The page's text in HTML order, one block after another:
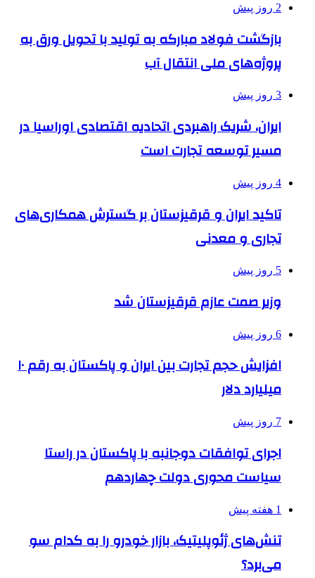
2 روز پیش
بازگشت فولاد مبارکه به تولید با تحویل ورق به
پروژه‌های ملی انتقال آب
3 روز پیش
ایران، شریک راهبردی اتحادیه اقتصادی اوراسیا در
مسیر توسعه تجارت است
4 روز پیش
تاکید ایران و قرقیزستان بر گسترش همکاری‌های
تجاری و معدنی
5 روز پیش
وزیر صمت عازم قرقیزستان شد
6 روز پیش
افزایش حجم تجارت بین ایران و پاکستان به رقم ۱۰
میلیارد دلار
7 روز پیش
اجرای توافقات دوجانبه با پاکستان در راستا
سیاست محوری دولت چهاردهم
1 هفته پیش
تنش‌های ژئوپلیتیک، بازار خودرو را به کدام سو
می‌برد؟